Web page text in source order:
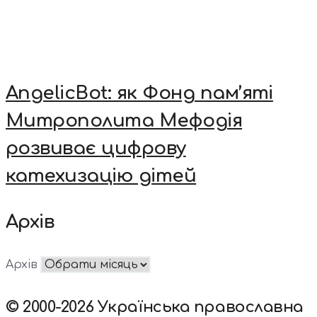
AngelicBot: як Фонд пам’яті
Митрополита Мефодія
розвиває цифрову
катехизацію дітей
Архів
Архів
© 2000-2026 Українська православна